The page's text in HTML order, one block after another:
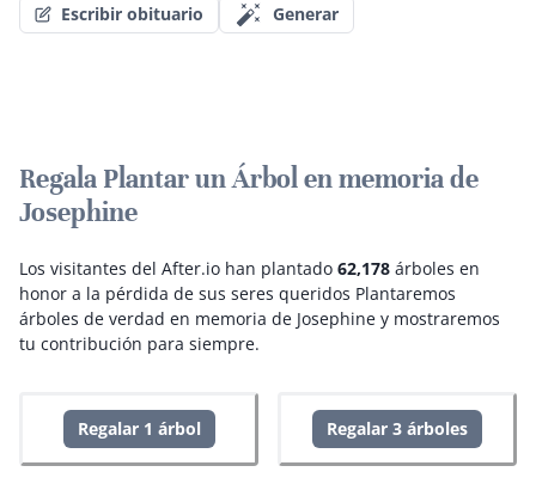
Escribir obituario Generar
Regala Plantar un Árbol en memoria de
Josephine
Los visitantes del After.io han plantado 62,178 árboles en
honor a la pérdida de sus seres queridos Plantaremos
árboles de verdad en memoria de Josephine y mostraremos
tu contribución para siempre.
Regalar 1 árbol Regalar 3 árboles